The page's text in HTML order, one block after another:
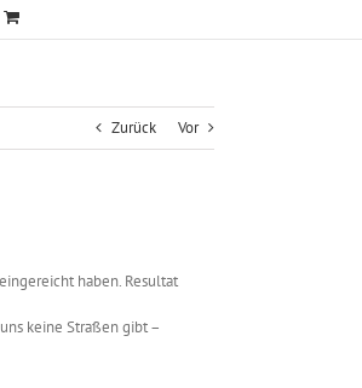
Zurück Vor
haben. Resultat
keine Straßen gibt –